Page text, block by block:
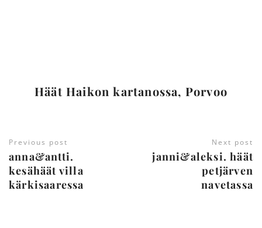
Häät Haikon kartanossa, Porvoo
Previous post
anna&antti.
kesähäät villa
kärkisaaressa
Next post
janni&aleksi. häät
petjärven
navetassa